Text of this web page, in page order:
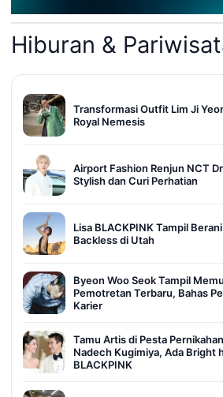
Hiburan &
Transformasi Outfit Lim Ji
Royal Nemesis
Airport Fashion Renjun NCT
Stylish dan Curi Perhatian
Lisa BLACKPINK Tampil
Backless di Utah
Byeon Woo Seok Tampil
Pemotretan Terbaru, Bahas
Karier
Tamu Artis di Pesta
Nadech Kugimiya, Ada Bright
BLACKPINK